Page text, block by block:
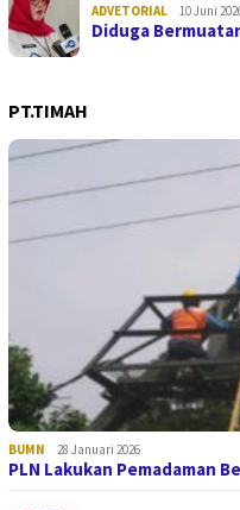
ADVETORIAL 10 Juni
Diduga
PT.TIMAH
BUMN 28 Januari 2026
PLN Lakukan Pemadaman